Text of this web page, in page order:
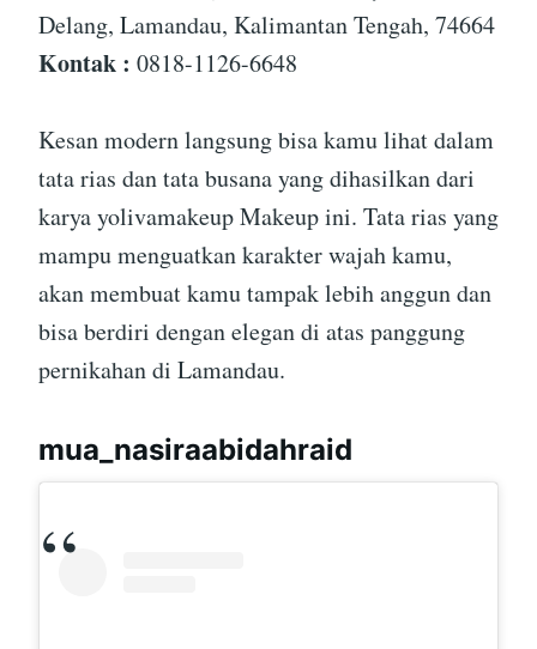
Delang, Lamandau, Kalimantan Tengah, 74664
Kontak : 0818-1126-6648
Kesan modern langsung bisa kamu lihat dalam
tata rias dan tata busana yang dihasilkan dari
karya yolivamakeup Makeup ini. Tata rias yang
mampu menguatkan karakter wajah kamu,
akan membuat kamu tampak lebih anggun dan
bisa berdiri dengan elegan di atas panggung
pernikahan di Lamandau.
mua_nasiraabidahraid